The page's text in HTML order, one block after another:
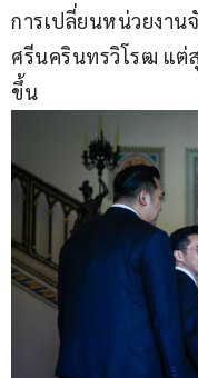
การเปลี่ยนหน่วยงา
ศรีนครินทรวิโรฒ แต่
ขึ้น